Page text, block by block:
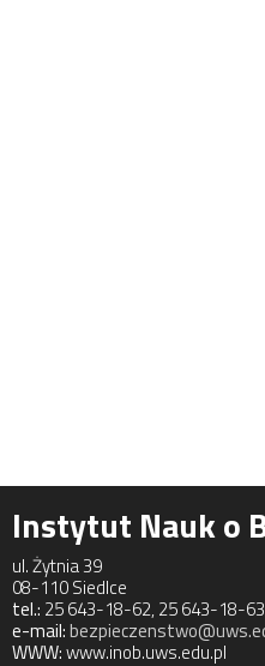
Instytut Nauk o
ul. Żytnia 39
08-110 Siedlce
tel.: 25 643-18-62, 25 643-18-63
e-mail:
WWW:www.inob.uws.edu.pl